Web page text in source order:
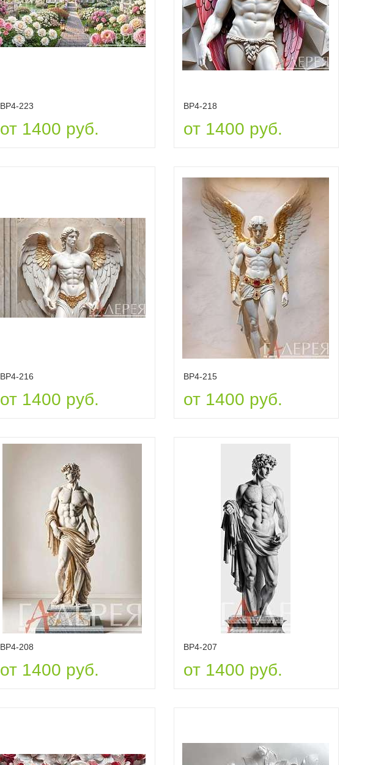
ВР4-223
от 1400 руб.
ВР4-218
от 1400 руб.
ВР4-216
от 1400 руб.
ВР4-215
от 1400 руб.
ВР4-208
от 1400 руб.
ВР4-207
от 1400 руб.